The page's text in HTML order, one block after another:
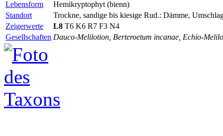
Lebensform
Hemikryptophyt (bienn)
Standort
Trockne, sandige bis kiesige Rud.: Dämme,
Zeigerwerte
L8 T6 K6 R7 F3 N4
Gesellschaften Dauco-Melilotion, Berteroetum incanae, Echio-